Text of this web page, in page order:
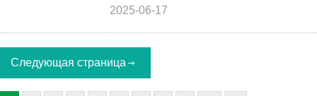
2025-06-17
Следующая страница